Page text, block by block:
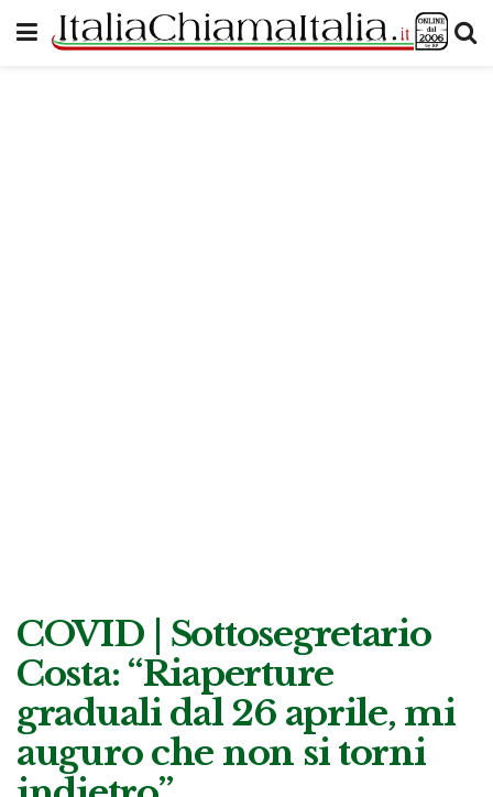
COVID | Sottosegretario
Costa: “Riaperture
graduali dal 26 aprile, mi
auguro che non si torni